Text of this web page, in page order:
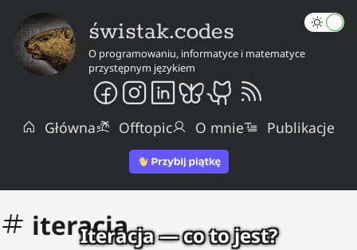
świstak.codes
O programowaniu, informatyce i matematyce
przystępnym językiem
Główna Offtopic O mnie Publikacje
iteracjaIteracja — co to jest?